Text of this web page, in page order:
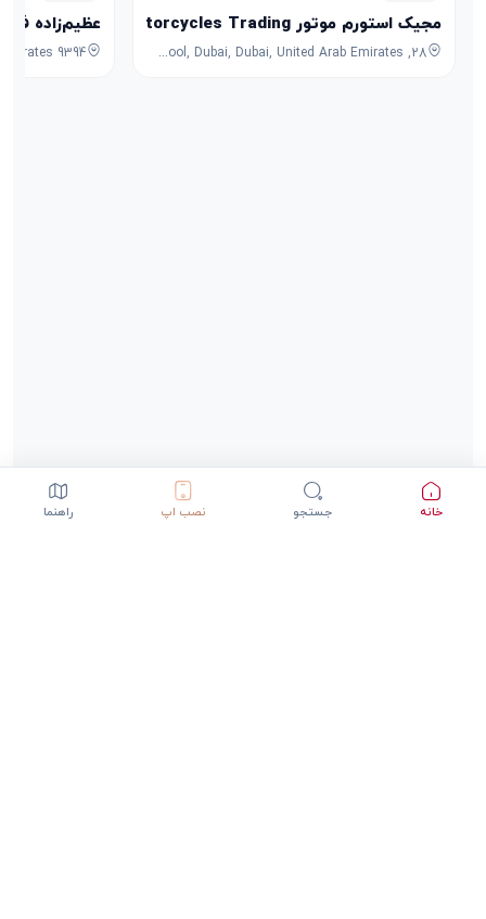
مجیک استورم موتور Magic Storm Motorcycles Trading
28, 7B Street, Umm Ramool, Dubai, Dubai, United Arab Emirates
عظیم‌زاده
خانه جستجو نصب اپ راهنما